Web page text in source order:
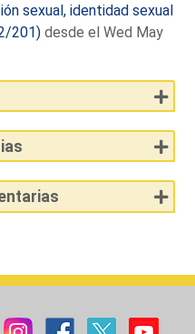
sexual, identidad sexual
201) desde el Wed May